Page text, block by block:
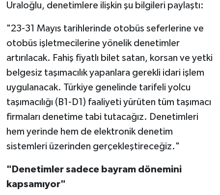
Uraloğlu, denetimlere ilişkin şu bilgileri paylaştı:
"23-31 Mayıs tarihlerinde otobüs seferlerine ve
otobüs işletmecilerine yönelik denetimler
artırılacak. Fahiş fiyatlı bilet satan, korsan ve yetki
belgesiz taşımacılık yapanlara gerekli idari işlem
uygulanacak. Türkiye genelinde tarifeli yolcu
taşımacılığı (B1-D1) faaliyeti yürüten tüm taşımacı
firmaları denetime tabi tutacağız. Denetimleri
hem yerinde hem de elektronik denetim
sistemleri üzerinden gerçekleştireceğiz."
"Denetimler sadece bayram dönemini
kapsamıyor"